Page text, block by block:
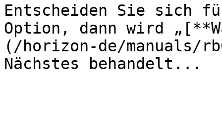
Entscheiden Sie sich für
Option, dann wird
(/horizon-de/manuals/
Nächstes behandelt...